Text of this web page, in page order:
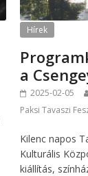
Hírek
a
2025-02-05
Paksi Tavaszi
Kilenc napos
Kulturális
kiállítás,